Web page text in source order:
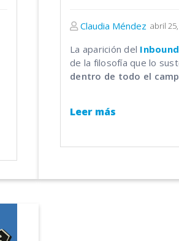
Claudia Méndez abril
La aparición del
de la filosofía que lo
dentro de todo el
Leer más